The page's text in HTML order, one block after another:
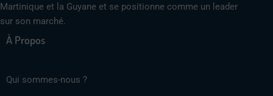
Martinique et la Guyane et se positionne comme un leader
sur son marché.
À Propos
Qui sommes-nous ?